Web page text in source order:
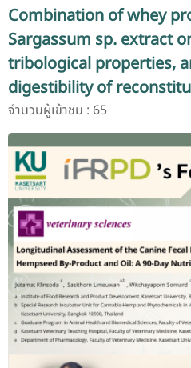
Combination of whey
Sargassum sp. extract
tribological properties,
digestibility of
beverage models
จำนวนผู้เข้าชม : 65